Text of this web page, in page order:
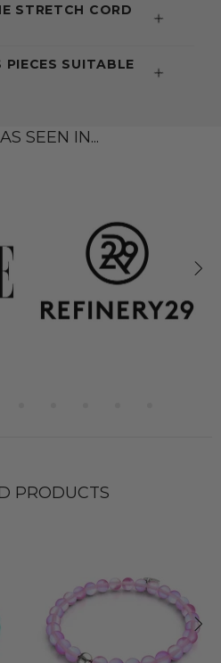
STRETCH CORD
PIECES SUITABLE
SEEN IN...
PRODUCTS